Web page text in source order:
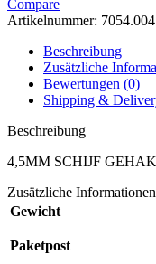
Compare
Artikelnummer:
Beschreibung
Zusätzliche
Bewertungen (0)
Shipping &
Beschreibung
4,5MM SCHIJF
Zusätzliche Informationen
Gewicht
Paketpost